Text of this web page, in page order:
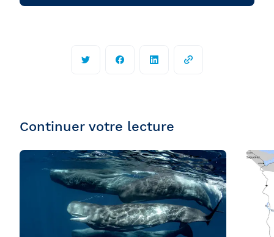
Continuer votre lecture